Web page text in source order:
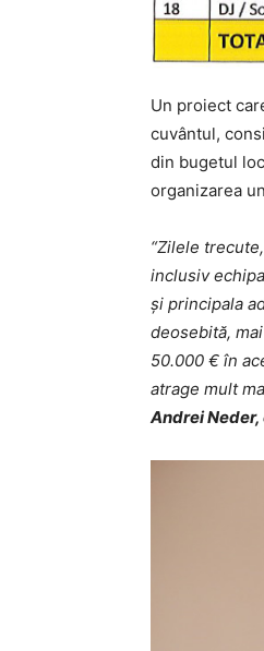
Un proiect
cuvântul,
din bugetul
organizarea
“Zilele
inclusiv
și principala
deosebită,
50.000 € în
atrage mult
Andrei